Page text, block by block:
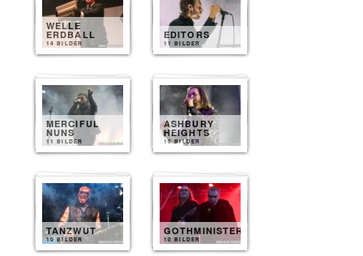
WELLE
ERDBALL
14 BILDER
EDITORS
11 BILDER
MERCIFUL
NUNS
11 BILDER
ASHBURY
HEIGHTS
10 BILDER
TANZWUT
10 BILDER
GOTHMINISTER
10 BILDER